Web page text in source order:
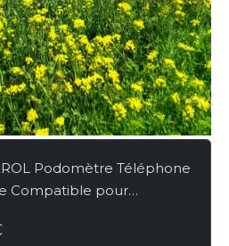
Podomètre Téléphone
Compatible pour
à Couver ou Bonbons